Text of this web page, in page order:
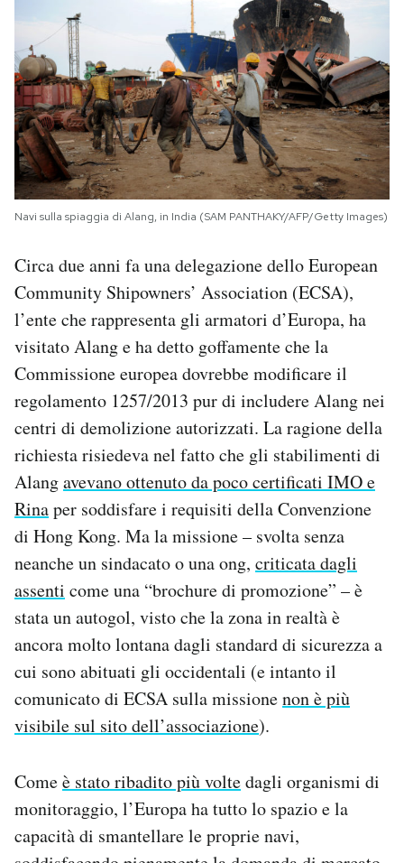
Navi sulla spiaggia di Alang, in India (SAM PANTHAKY/AFP/Getty Images)
Circa due anni fa una delegazione dello European
Community Shipowners’ Association (ECSA),
l’ente che rappresenta gli armatori d’Europa, ha
visitato Alang e ha detto goffamente che la
Commissione europea dovrebbe modificare il
regolamento 1257/2013 pur di includere Alang nei
centri di demolizione autorizzati. La ragione della
richiesta risiedeva nel fatto che gli stabilimenti di
Alangavevano ottenuto da poco certificati IMO e
Rinaper soddisfare i requisiti della Convenzione
di Hong Kong. Ma la missione – svolta senza
neanche un sindacato o una ong, criticata dagli
assenti come una “brochure di promozione” – è
stata un autogol, visto che la zona in realtà è
ancora molto lontana dagli standard di sicurezza a
cui sono abituati gli occidentali (e intanto il
comunicato di ECSA sulla missionenon è più
visibile sul sito dell’associazione).
Comeè stato ribadito più voltedagli organismi di
monitoraggio, l’Europa ha tutto lo spazio e la
capacità di smantellare le proprie navi,